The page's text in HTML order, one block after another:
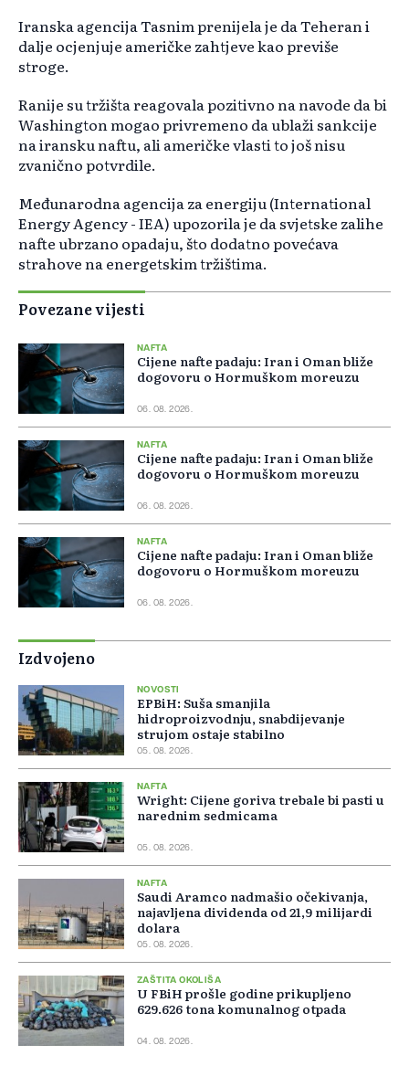
Iranska agencija Tasnim prenijela je da Teheran i
dalje ocjenjuje američke zahtjeve kao previše
stroge.
Ranije su tržišta reagovala pozitivno na navode da bi
Washington mogao privremeno da ublaži sankcije
na iransku naftu, ali američke vlasti to još nisu
zvanično potvrdile.
Međunarodna agencija za energiju (International
Energy Agency - IEA) upozorila je da svjetske zalihe
nafte ubrzano opadaju, što dodatno povećava
strahove na energetskim tržištima.
Povezane vijesti
NAFTA
Cijene nafte padaju: Iran i Oman bliže
dogovoru o Hormuškom moreuzu
06. 08. 2026.
NAFTA
Cijene nafte padaju: Iran i Oman bliže
dogovoru o Hormuškom moreuzu
06. 08. 2026.
NAFTA
Cijene nafte padaju: Iran i Oman bliže
dogovoru o Hormuškom moreuzu
06. 08. 2026.
Izdvojeno
NOVOSTI
EPBiH: Suša smanjila
hidroproizvodnju, snabdijevanje
strujom ostaje stabilno
05. 08. 2026.
NAFTA
Wright: Cijene goriva trebale bi pasti u
narednim sedmicama
05. 08. 2026.
NAFTA
Saudi Aramco nadmašio očekivanja,
najavljena dividenda od 21,9 milijardi
dolara
05. 08. 2026.
ZAŠTITA OKOLIŠA
U FBiH prošle godine prikupljeno
629.626 tona komunalnog otpada
04. 08. 2026.